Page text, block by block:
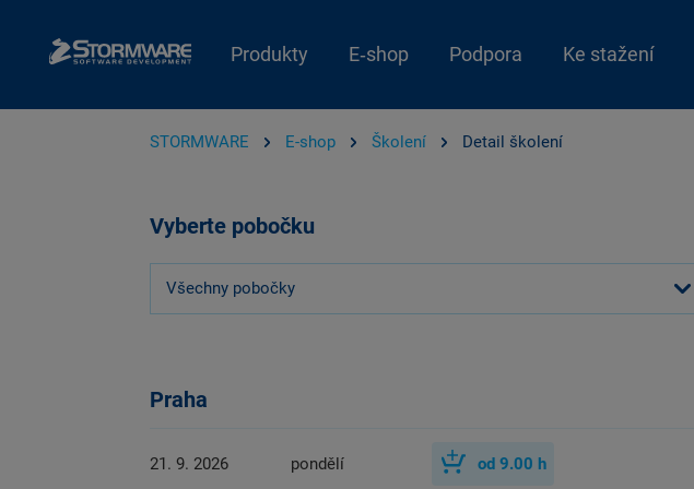
Produkty E‑shop Podpora Ke stažení
STORMWARE E-shop Školení Detail školení
Vyberte pobočku
Všechny pobočky
Praha
21. 9. 2026 pondělí od 9.00 h